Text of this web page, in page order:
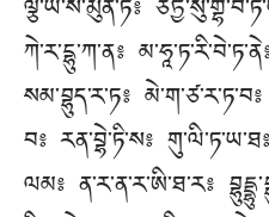
ལྕེ་ཡེ་ས་མུན་ཏ༔
ཀེ་ར་དྷུ་ཀ་ན༔
སམ་བྷུད་ར་ཏ༔
བ༔ རན་བྷེ་ཏི་ས༔
ལམ༔ ན་ར་ན་ར་ཨི་ཐ་ར༔